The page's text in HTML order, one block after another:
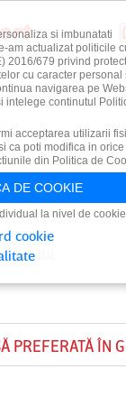
PE 6 IUL
PREFERATĂ ÎN
si imbunatati
am actualizat politicile
2016/679 privind
cu caracter personal
navigarea pe
intelege continutul
acceptarea utilizarii
ca poti modifica in orice
din Politica de
DE COOKIE
la nivel de
cookie